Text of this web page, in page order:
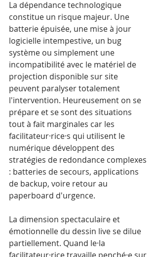
La dépendance technologique
constitue un risque majeur. Une
batterie épuisée, une mise à jour
logicielle intempestive, un bug
système ou simplement une
incompatibilité avec le matériel de
projection disponible sur site
peuvent paralyser totalement
l'intervention. Heureusement on se
prépare et se sont des situations
tout à fait marginales car les
facilitateur·rice·s qui utilisent le
numérique développent des
stratégies de redondance complexes
: batteries de secours, applications
de backup, voire retour au
paperboard d'urgence.
La dimension spectaculaire et
émotionnelle du dessin live se dilue
partiellement. Quand le·la